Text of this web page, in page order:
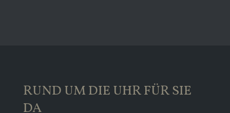
RUND UM DIE UHR FÜR SIE
DA